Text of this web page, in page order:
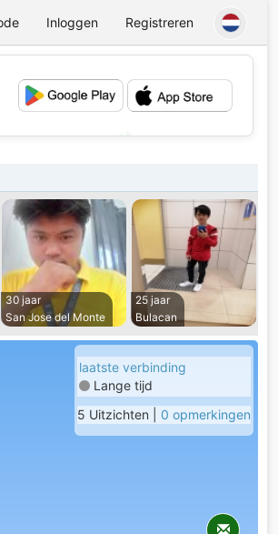
Inloggen Registreren
30 jaar
San Jose del Monte
25 jaar
Bulacan
laatste verbinding
Lange tijd
5 Uitzichten | 0 opmerkingen